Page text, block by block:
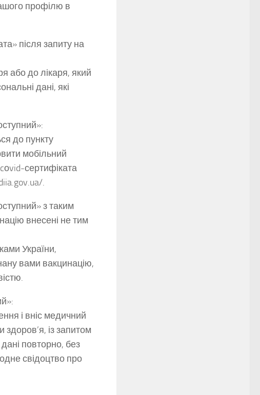
профілю в
після запиту на
або до лікаря, який
дані, які
до пункту
мобільний
сертифіката
.
з таким
внесені не тим
України,
вами вакцинацію,
і вніс медичний
із запитом
повторно, без
свідоцтво про